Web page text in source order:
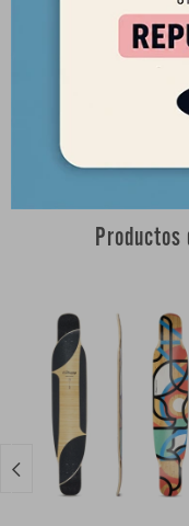
Flex 1: 170-270 + lbs /
Flex 2: 75-200 + lbs /
Setup recomendado:
